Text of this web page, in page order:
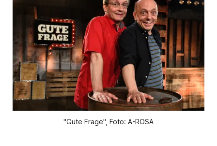
"Gute Frage", Foto: A-ROSA